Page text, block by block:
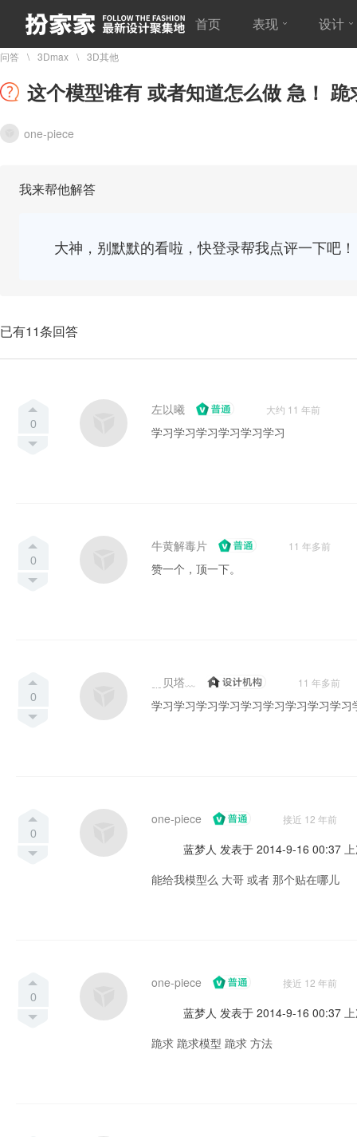
首页 表现 设计
问答 3Dmax 3D其他
这个模型谁有 或者知道怎么做 急！ 跪
one-piece
我来帮他解答
大神，别默默的看啦，快登录帮我点评一下吧！
已有11条回答
0
左以曦 大约 11 年前
学习学习学习学习学习学习
0
牛黄解毒片 11 年多前
赞一个，顶一下。
0
﹎贝塔﹏ 11 年多前
学习学习学习学习学习学习学习学习学
0
one-piece 接近 12 年前
蓝梦人 发表于 2014-9-16 00:37
能给我模型么 大哥 或者 那个贴在哪儿
0
one-piece 接近 12 年前
蓝梦人 发表于 2014-9-16 00:37
跪求 跪求模型 跪求 方法